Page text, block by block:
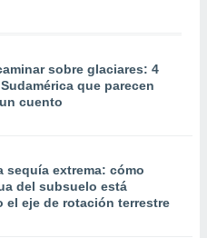
sobre glaciares: 4
que parecen
cuento
sequía extrema: cómo
del subsuelo está
el eje de rotación terrestre